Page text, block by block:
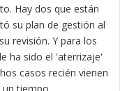
Hay dos que están
su plan de gestión al
revisión. Y para los
ha sido el 'aterrizaje'
casos recién vienen
un tiempo